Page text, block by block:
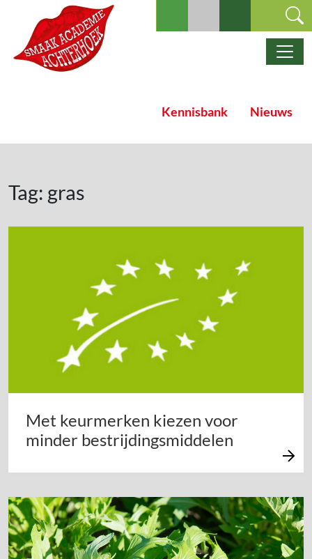
Ga naar de inhoud
Hoofdnavigatie
Kennisbank Nieuws
Tag: gras
Met keurmerken kiezen voor
minder bestrijdingsmiddelen